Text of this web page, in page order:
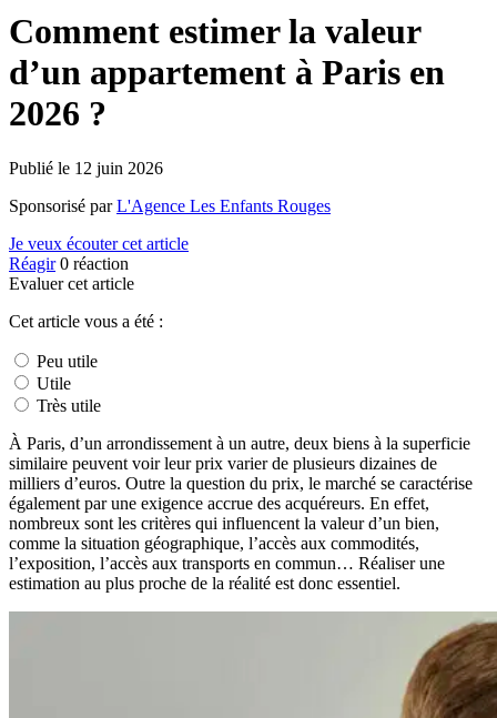
Comment estimer la valeur
d’un appartement à Paris en
2026 ?
Publié le 12 juin 2026
Sponsorisé parL'Agence Les Enfants Rouges
Je veux écouter cet article
Réagir 0 réaction
Evaluer cet article
Cet article vous a été :
Peu utile
Utile
Très utile
À Paris, d’un arrondissement à un autre, deux biens à la superficie
similaire peuvent voir leur prix varier de plusieurs dizaines de
milliers d’euros. Outre la question du prix, le marché se caractérise
également par une exigence accrue des acquéreurs. En effet,
nombreux sont les critères qui influencent la valeur d’un bien,
comme la situation géographique, l’accès aux commodités,
l’exposition, l’accès aux transports en commun… Réaliser une
estimation au plus proche de la réalité est donc essentiel.